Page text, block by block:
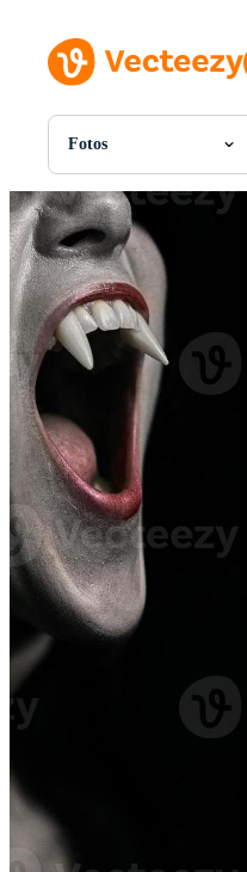
Fotos
Todas Imagens
Fotos
PNGs
PSDs
SVGs
Modelos
Vetores
Videos
Motion graphics
Imagens Editoriais
Eventos Editoriais